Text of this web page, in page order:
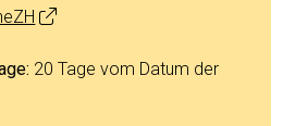
20 Tage vom Datum der